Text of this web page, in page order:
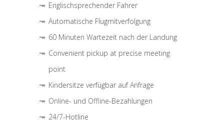
Englischsprechender Fahrer
Automatische Flugmitverfolgung
60 Minuten Wartezeit nach der Landung
Convenient pickup at precise meeting
point
Kindersitze verfügbar auf Anfrage
Online- und Offline-Bezahlungen
24/7-Hotline